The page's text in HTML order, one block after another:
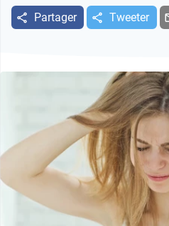
Partager Tweeter